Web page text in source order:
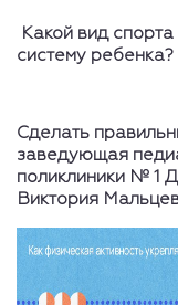
Какой вид
систему ребенка?
Сделать
заведующая
поликлиники № 1
Виктория